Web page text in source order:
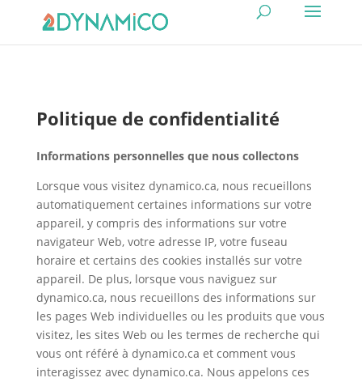
Politique de confidentialité
Informations personnelles que nous collectons
Lorsque vous visitez dynamico.ca, nous recueillons
automatiquement certaines informations sur votre
appareil, y compris des informations sur votre
navigateur Web, votre adresse IP, votre fuseau
horaire et certains des cookies installés sur votre
appareil. De plus, lorsque vous naviguez sur
dynamico.ca, nous recueillons des informations sur
les pages Web individuelles ou les produits que vous
visitez, les sites Web ou les termes de recherche qui
vous ont référé à dynamico.ca et comment vous
interagissez avec dynamico.ca. Nous appelons ces